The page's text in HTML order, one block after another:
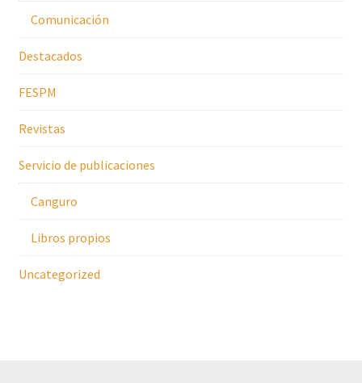
Comunicación
Destacados
FESPM
Revistas
Servicio de publicaciones
Canguro
Libros propios
Uncategorized